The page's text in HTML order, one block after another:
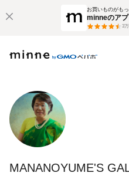
お買いものがも
minneのアプ
3
MANANOYUME'S